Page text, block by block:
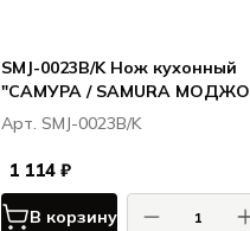
SMJ-0023B/K Нож кухонный
"САМУРА / SAMURA
MOJO"универсальный 148
корроз.-стойкая сталь,
полипропилен чёрн
Арт. SMJ-0023B/K
1 114 ₽
В корзину